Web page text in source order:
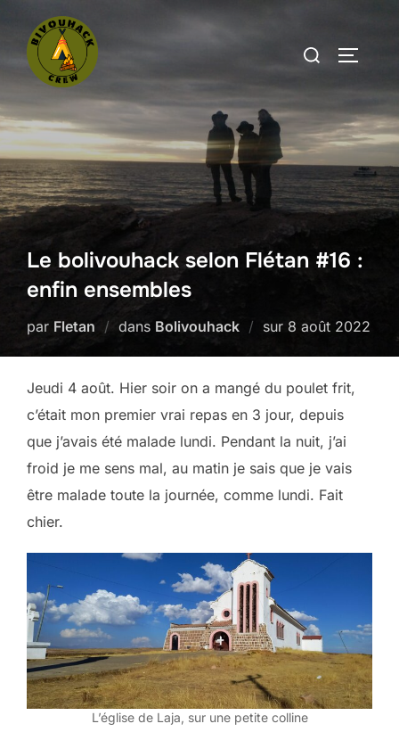
contenu
Rechercher :
Le bolivouhack selon Flétan #16 :
enfin ensembles
par Fletan dans Bolivouhack sur Publié
8 août 2022
Jeudi 4 août. Hier soir on a mangé du poulet frit,
c’était mon premier vrai repas en 3 jour, depuis
que j’avais été malade lundi. Pendant la nuit, j’ai
froid je me sens mal, au matin je sais que je vais
être malade toute la journée, comme lundi. Fait
chier.
L’église de Laja, sur une petite colline